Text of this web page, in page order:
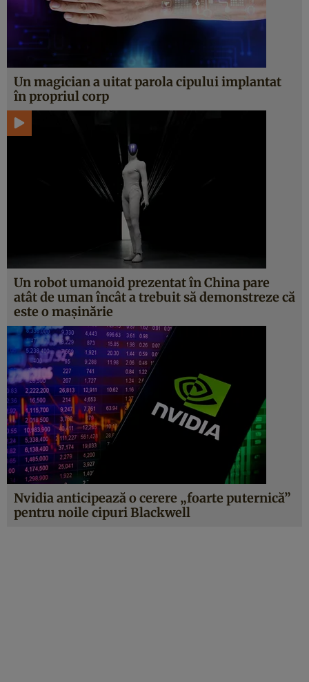
Un magician a uitat parola cipului implantat
în propriul corp
Un robot umanoid prezentat în China pare
atât de uman încât a trebuit să demonstreze că
este o mașinărie
Nvidia anticipează o cerere „foarte puternică”
pentru noile cipuri Blackwell